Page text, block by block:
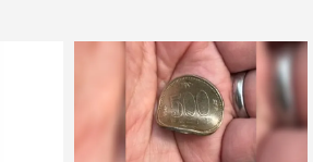
仕事もしたいです！ 北海道のお仕
たい！
年は日記をつけたいなって思って
で続けたい（笑）。
、サウナ旅行をしたい！